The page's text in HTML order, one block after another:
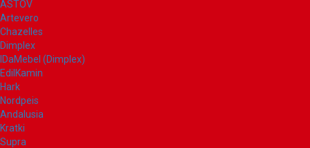
ASTOV
Artevero
Chazelles
Dimplex
IDaMebel (Dimplex)
EdilKamin
Hark
Nordpeis
Andalusia
Kratki
Supra